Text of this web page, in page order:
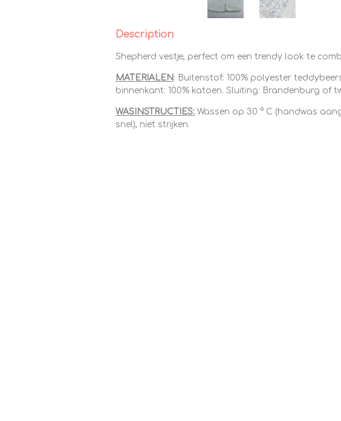
Description
Shepherd vestje, perfect om een ​​trendy look te
MATERIALEN : Buitenstof: 100% polyester
binnenkant: 100% katoen. Sluiting: Brandenburg of
WASINSTRUCTIES: Wassen op 30 ° C (handwas
snel), niet strijken.